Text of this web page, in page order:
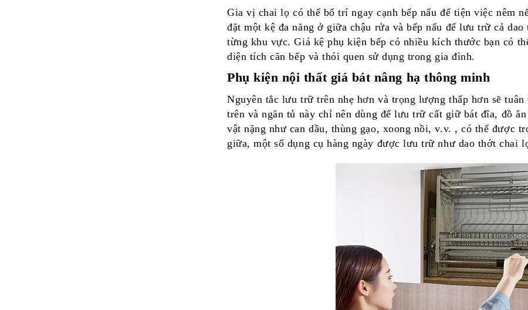
Gia vị chai lọ có thể bố trí ngay cạnh bếp nấu để tiện việc nêm
đặt một kệ đa năng ở giữa chậu rửa và bếp nấu để lưu trữ cả
từng khu vực.Giá kệ phụ kiện bếp có nhiều kích thước bạn có
diện tích căn bếp và thói quen sử dụng trong gia đình.
Phụ kiện nội thất giá bát nâng hạ thông minh
Nguyên tắc lưu trữ trên nhẹ hơn và trọng lượng thấp hơn sẽ
trên và ngăn tủ này chỉ nên dùng để lưu trữ cất giữ bát đĩa, đồ
vật nặng như can dầu, thùng gạo, xoong nồi, v.v. , có thể được
giữa, một số dụng cụ hàng ngày được lưu trữ như dao thớt chai